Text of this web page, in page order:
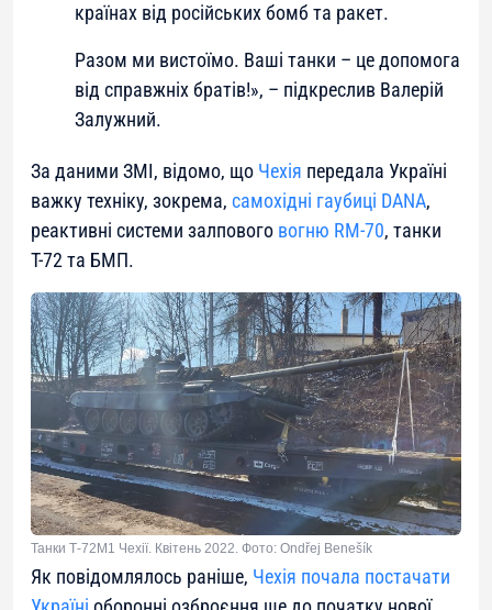
країнах від російських бомб та ракет.
Разом ми вистоїмо. Ваші танки – це допомога
від справжніх братів!», – підкреслив Валерій
Залужний.
За даними ЗМІ, відомо, що Чехія передала Україні
важку техніку, зокрема, самохідні гаубиці DANA,
реактивні системи залпового вогню RM-70, танки
Т-72 та БМП.
Танки Т-72М1 Чехії. Квітень 2022. Фото: Ondřej Benešík
Як повідомлялось раніше, Чехія почала постачати